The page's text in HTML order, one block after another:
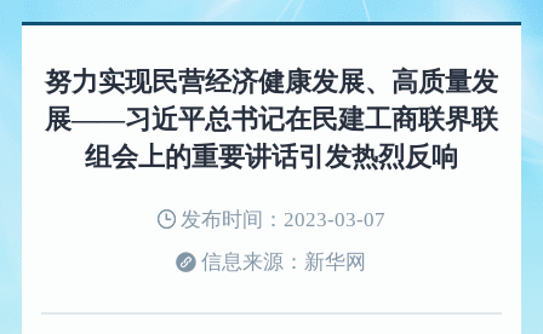
努力实现民营经济健康发展、高质量发
展——习近平总书记在民建工商联界联
组会上的重要讲话引发热烈反响
发布时间：2023-03-07
信息来源：新华网